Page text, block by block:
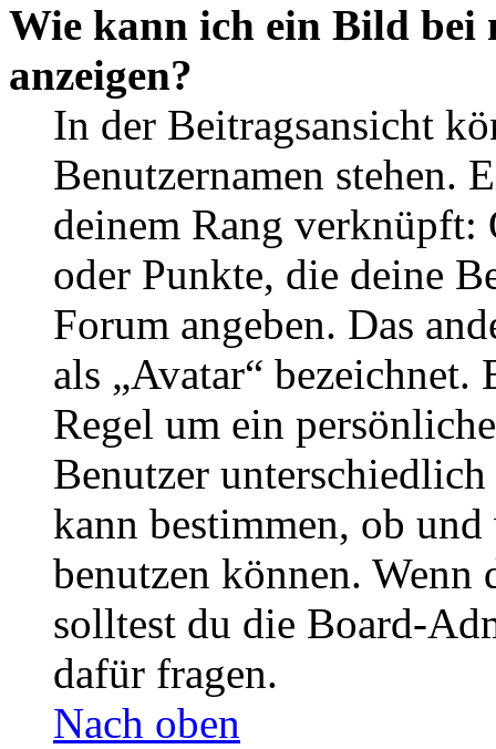
Wie kann ich ein Bild bei
anzeigen?
In der Beitragsansicht
Benutzernamen stehen.
deinem Rang verknüpft:
oder Punkte, die deine
Forum angeben. Das
als „Avatar“
Regel um ein
Benutzer
kann bestimmen, ob
benutzen können. Wenn
solltest du die Board-
dafür fragen.
Nach oben